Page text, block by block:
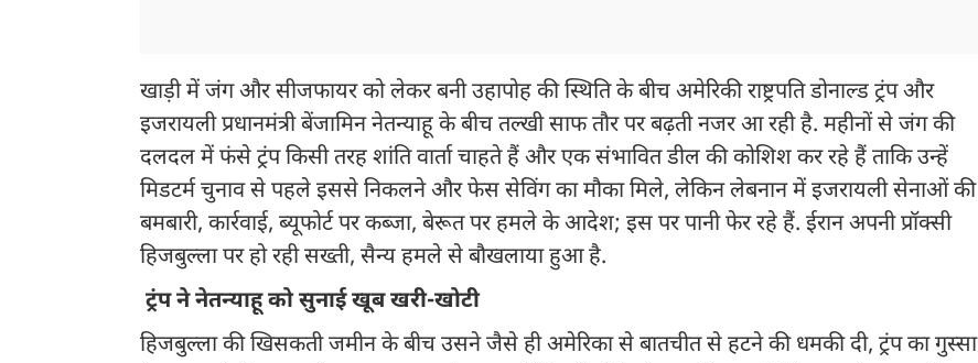
खाड़ी में जंग और सीजफायर को लेकर बनी उहापोह की स्थिति के बीच अमेरिकी राष्ट्रपति डोनाल्ड ट्रंप और
इजरायली प्रधानमंत्री बेंजामिन नेतन्याहू के बीच तल्खी साफ तौर पर बढ़ती नजर आ रही है. महीनों से जंग की
दलदल में फंसे ट्रंप किसी तरह शांति वार्ता चाहते हैं और एक संभावित डील की कोशिश कर रहे हैं ताकि उन्हें
मिडटर्म चुनाव से पहले इससे निकलने और फेस सेविंग का मौका मिले, लेकिन लेबनान में इजरायली सेनाओं की
बमबारी, कार्रवाई, ब्यूफोर्ट पर कब्जा, बेरूत पर हमले के आदेश; इस पर पानी फेर रहे हैं. ईरान अपनी प्रॉक्सी
हिजबुल्ला पर हो रही सख्ती, सैन्य हमले से बौखलाया हुआ है.
ट्रंप ने नेतन्याहू को सुनाई खूब खरी-खोटी
हिजबुल्ला की खिसकती जमीन के बीच उसने जैसे ही अमेरिका से बातचीत से हटने की धमकी दी, ट्रंप का गुस्सा